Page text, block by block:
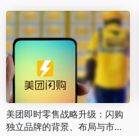
美团即时零售战略升级：闪购
独立品牌的背景、布局与市场